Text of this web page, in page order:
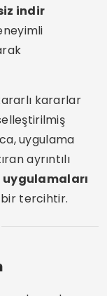
indir
kararlar
uygulama
ayrıntılı
bir tercihtir.